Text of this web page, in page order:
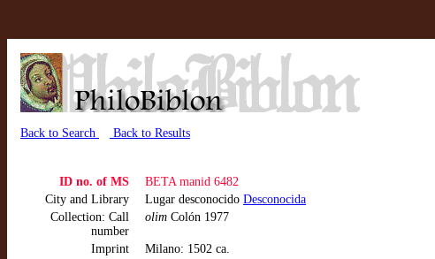
Back to Search Back to Results
ID no. of MS
BETA manid 6482
City and Library
Lugar desconocido Desconocida
Collection: Call
number
olim Colón 1977
Imprint Milano: 1502 ca.